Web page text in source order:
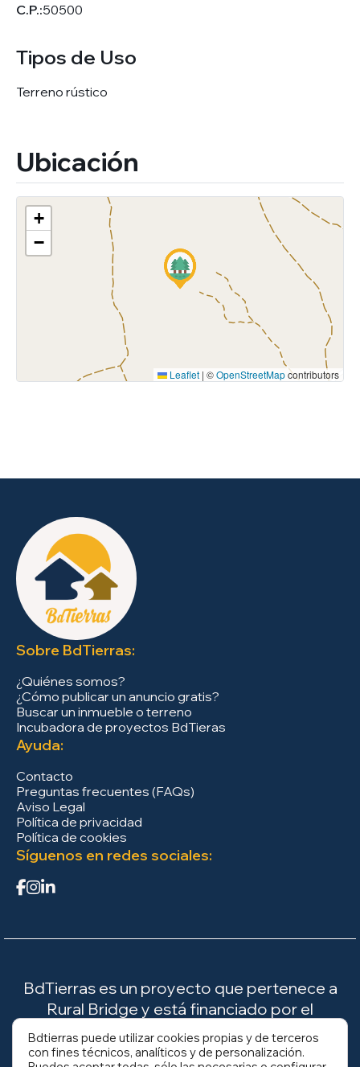
C.P.:50500
Tipos de Uso
Terreno rústico
Ubicación
+
−
Leaflet | ©OpenStreetMapcontributors
Sobre BdTierras:
¿Quiénes somos?
¿Cómo publicar un anuncio gratis?
Buscar un inmueble o terreno
Incubadora de proyectos BdTieras
Ayuda:
Contacto
Preguntas frecuentes (FAQs)
Aviso Legal
Política de privacidad
Política de cookies
Síguenos en redes sociales:
BdTierras es un proyecto que pertenece a
Rural Bridge y está financiado por el
Ministerio para la Transición Ecológica y el
Reto Demográfico (MITECO).
Bdtierras puede utilizar cookies propias y de terceros
con fines técnicos, analíticos y de personalización.